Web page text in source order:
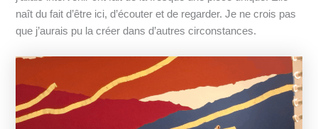
naît du fait d’être ici, d’écouter et de regarder. Je ne crois pas
que j’aurais pu la créer dans d’autres circonstances.